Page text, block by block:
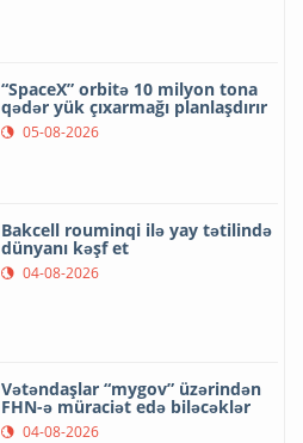
“SpaceX” orbitə 10 milyon tona
qədər yük çıxarmağı planlaşdırır
05-08-2026
Bakcell rouminqi ilə yay tətilində
dünyanı kəşf et
04-08-2026
Vətəndaşlar “mygov” üzərindən
FHN-ə müraciət edə biləcəklər
04-08-2026